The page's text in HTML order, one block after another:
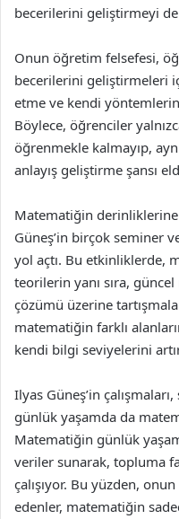
becerilerini geliştirmeyi
Onun öğretim felsefesi,
becerilerini geliştirmeleri
etme ve kendi
Böylece, öğrenciler
öğrenmekle kalmayıp,
anlayış geliştirme şansı
Matematiğin derinliklerine
Güneş’in birçok seminer
yol açtı. Bu etkinliklerde,
teorilerin yanı sıra,
çözümü üzerine
matematiğin farklı
kendi bilgi seviyelerini
Ilyas Güneş’in
günlük yaşamda da
Matematiğin günlük
veriler sunarak, topluma
çalışıyor. Bu yüzden,
edenler, matematiğin